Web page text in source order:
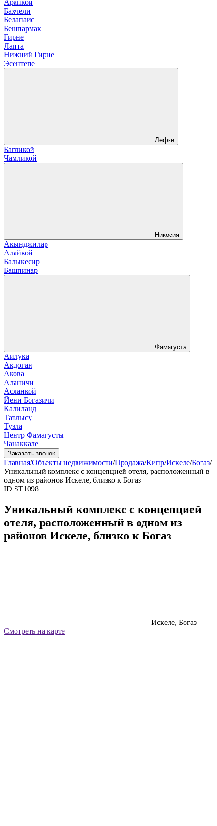
Арапкой
Бахчели
Белапаис
Бешпармак
Гирне
Лапта
Нижний Гирне
Эсентепе
Лефке
Багликой
Чамликой
Никосия
Акынджилар
Алайкой
Балыкесир
Башпинар
Фамагуста
Айлука
Акдоган
Акова
Аланичи
Асланкой
Йени Богазичи
Калиланд
Татлысу
Тузла
Центр Фамагусты
Чанаккале
Заказать звонок
Главная/Объекты недвижимости/Продажа/Кипр/Искеле/Богаз/
Уникальный комплекс с концепцией отеля, расположенный в
одном из районов Искеле, близко к Богаз
ID ST1098
Уникальный комплекс с концепцией
отеля, расположенный в одном из
районов Искеле, близко к Богаз
Искеле, Богаз
Смотреть на карте